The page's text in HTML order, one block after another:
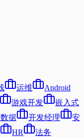
运维
Android
游戏开发
嵌入式
据 开发经理
安
HR
法务